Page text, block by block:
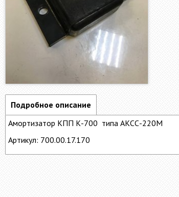
Подробное описание
Амортизатор КПП К-700 типа АКСС-220М
Артикул: 700.00.17.170